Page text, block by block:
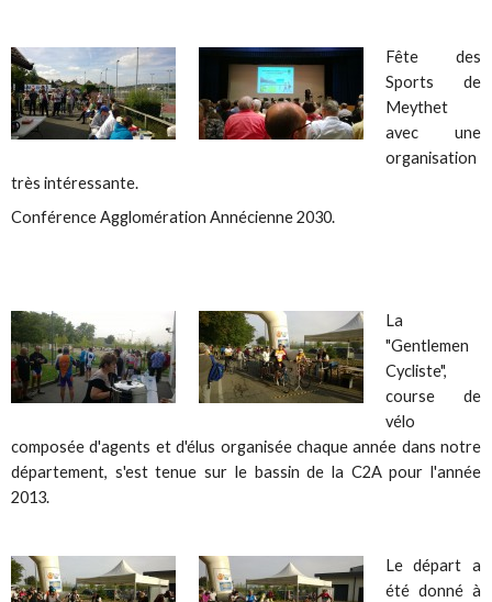
Fête des
Sports de
Meythet
avec une
organisation
très intéressante.
Conférence Agglomération Annécienne 2030.
La
"Gentlemen
Cycliste",
course de
vélo
composée d'agents et d'élus organisée chaque année dans notre
département, s'est tenue sur le bassin de la C2A pour l'année
2013.
Le départ a
été donné à